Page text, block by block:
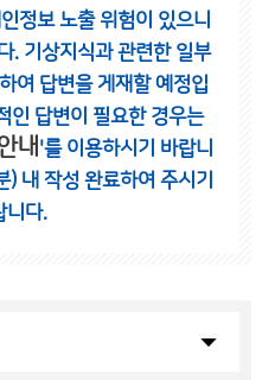
정보 노출 위험이 있으니
. 기상지식과 관련한 일부
여 답변을 게재할 예정입
인 답변이 필요한 경우는
내 '를 이용하시기 바랍니
내 작성 완료하여 주시기
니다.